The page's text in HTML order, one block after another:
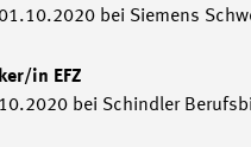
bei Siemens
in EFZ
bei Schindler